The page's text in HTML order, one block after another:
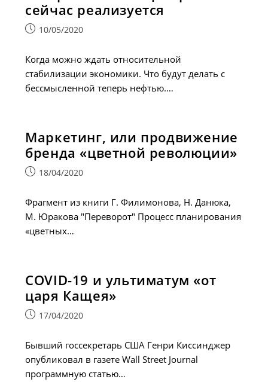
сейчас реализуется
Запись10/05/2020
Когда можно ждать относительной
стабилизации экономики. Что будут делать с
бессмысленной теперь нефтью.…
Маркетинг, или продвижение
бренда «цветной революции»
Запись18/04/2020
Фрагмент из книги Г. Филимонова, Н. Данюка,
М. Юракова "Переворот" Процесс планирования
«цветных…
COVID-19 и ультиматум «от
царя Кащея»
Запись17/04/2020
Бывший госсекретарь США Генри Киссинджер
опубликовал в газете Wall Street Journal
программную статью…